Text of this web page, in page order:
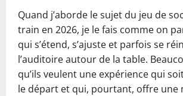
Quand j’aborde le sujet du jeu de
train en 2026, je le fais comme on
qui s’étend, s’ajuste et parfois se
l’auditoire autour de la table.
qu’ils veulent une expérience qui
le départ et qui, pourtant, offre une